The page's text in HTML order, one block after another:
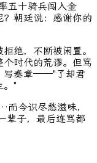
五十骑兵闯入金
朝廷说：感谢你的
绝，不断被闲置。
时代的荒谬。但骂
写奏章——"了却君
。"
今识尽愁滋味，
子，最后连骂都